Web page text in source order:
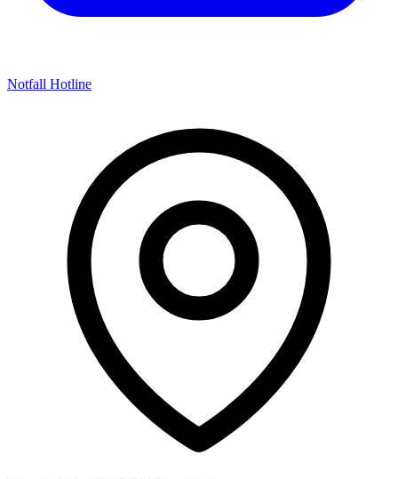
Notfall Hotline